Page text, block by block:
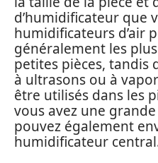
d’humidificateur que
humidificateurs d’air
généralement les
petites pièces, tandis
à ultrasons ou à
être utilisés dans les
vous avez une
pouvez également
humidificateur